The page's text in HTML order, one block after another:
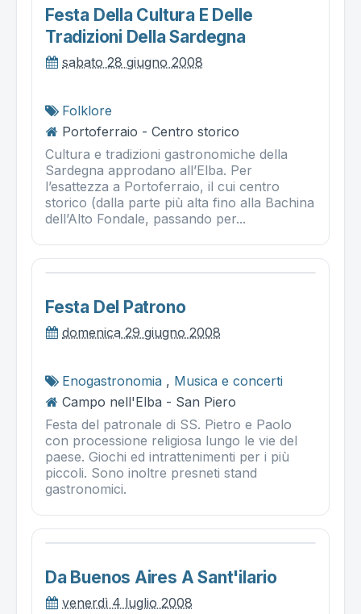
Festa Della Cultura E Delle
Tradizioni Della Sardegna
sabato 28 giugno 2008
Folklore
Portoferraio - Centro storico
Cultura e tradizioni gastronomiche della
Sardegna approdano all’Elba. Per
l’esattezza a Portoferraio, il cui centro
storico (dalla parte più alta fino alla Bachina
dell’Alto Fondale, passando per...
Festa Del Patrono
domenica 29 giugno 2008
Enogastronomia , Musica e concerti
Campo nell'Elba - San Piero
Festa del patronale di SS. Pietro e Paolo
con processione religiosa lungo le vie del
paese. Giochi ed intrattenimenti per i più
piccoli. Sono inoltre presneti stand
gastronomici.
Da Buenos Aires A Sant'ilario
venerdì 4 luglio 2008